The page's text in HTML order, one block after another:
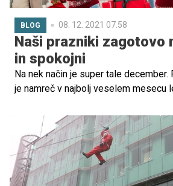
BLOG 08. 12. 2021 07.58
Naši prazniki zagotovo
in spokojni
Na nek način je super tale december.
je namreč v najbolj veselem mesecu
ponudijo pomoč, dostikrat
odvečnih opominjanj, manj je sporov
pa še bi lahko naštevala. Vedo
Božiček in dedek Mraz obiščejo in
otroke.